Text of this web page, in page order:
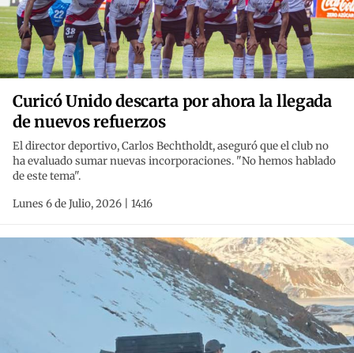
Curicó Unido descarta por ahora la llegada
de nuevos refuerzos
El director deportivo, Carlos Bechtholdt, aseguró que el club no
ha evaluado sumar nuevas incorporaciones. "No hemos hablado
de este tema".
Lunes 6 de Julio, 2026 | 14:16